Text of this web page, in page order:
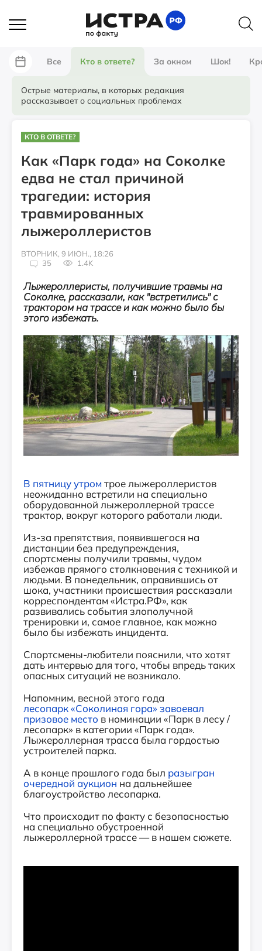
Все Кто в ответе? За окном Шок!
Острые материалы, в которых редакция
рассказывает о социальных проблемах
КТО В ОТВЕТЕ?
Как «Парк года» на Соколке
едва не стал причиной
трагедии: история
травмированных
лыжероллеристов
ВТОРНИК, 9 ИЮН., 18:26
35
1.4K
Лыжероллеристы, получившие травмы на
Соколке, рассказали, как "встретились" с
трактором на трассе и как можно было бы
этого избежать.
В пятницу утром трое лыжероллеристов
неожиданно встретили на специально
оборудованной лыжероллерной трассе
трактор, вокруг которого работали люди.
Из-за препятствия, появившегося на
дистанции без предупреждения,
спортсмены получили травмы, чудом
избежав прямого столкновения с техникой и
людьми. В понедельник, оправившись от
шока, участники происшествия рассказали
корреспондентам «Истра.РФ», как
развивались события злополучной
тренировки и, самое главное, как можно
было бы избежать инцидента.
Спортсмены-любители пояснили, что хотят
дать интервью для того, чтобы впредь таких
опасных ситуаций не возникало.
Напомним, весной этого года
лесопарк «Соколиная гора» завоевал
призовое место в номинации «Парк в лесу /
лесопарк» в категории «Парк года».
Лыжероллерная трасса была гордостью
устроителей парка.
А в конце прошлого года был разыгран
очередной аукцион на дальнейшее
благоустройство лесопарка.
Что происходит по факту с безопасностью
на специально обустроенной
лыжероллерной трассе — в нашем сюжете.